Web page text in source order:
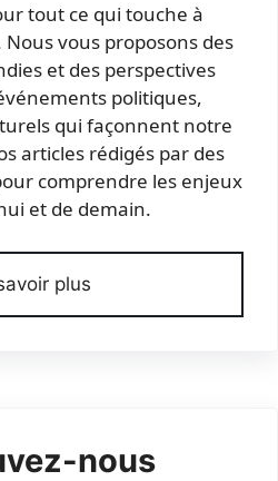
tout ce qui touche à
vous proposons des
et des perspectives
politiques,
qui façonnent notre
articles rédigés par des
comprendre les enjeux
et de demain.
plus
nous